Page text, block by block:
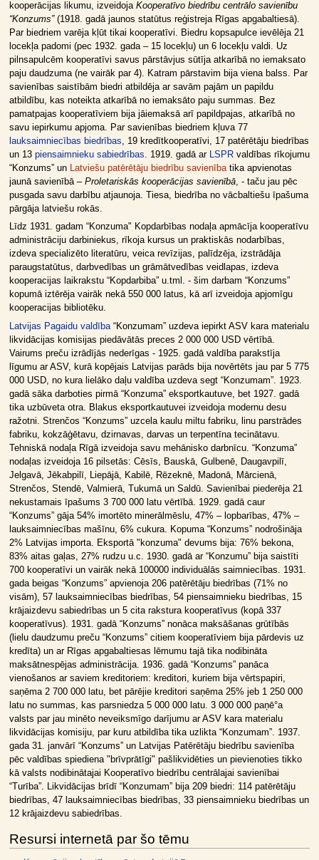
kooperācijas likumu, izveidoja Kooperatīvo biedrību centrālo savienību
“Konzums”(1918. gadā jaunos statūtus reģistreja Rīgas apgabaltiesā).
Par biedriem varēja kļūt tikai kooperatīvi. Biedru kopsapulce ievēlēja 21
locekļa padomi (pec 1932. gada – 15 locekļu) un 6 locekļu valdi. Uz
pilnsapulcēm kooperatīvi savus pārstāvjus sūtīja atkarībā no iemaksato
paju daudzuma (ne vairāk par 4). Katram pārstavim bija viena balss. Par
savienības saistībām biedri atbildēja ar savām pajām un papildu
atbildību, kas noteikta atkarībā no iemaksāto paju summas. Bez
pamatpajas kooperatīviem bija jāiemaksā arī papildpajas, atkarībā no
savu iepirkumu apjoma. Par savienības biedriem kļuva 77
lauksaimniecības biedrības, 19 kredītkooperatīvi, 17 patērētāju biedrības
un 13 piensaimnieku sabiedrības. 1919. gadā ar LSPRvaldības rīkojumu
“Konzums” un Latviešu patērētāju biedrību savienībatika apvienotas
jaunā savienībā – Proletariskās kooperācijas savienībā, - taču jau pēc
pusgada savu darbību atjaunoja. Tiesa, biedrība no vācbaltiešu īpašuma
pārgāja latviešu rokās.
Līdz 1931. gadam “Konzuma" Kopdarbības nodaļa apmācīja kooperatīvu
administrāciju darbiniekus, rīkoja kursus un praktiskās nodarbības,
izdeva specializēto literatūru, veica revīzijas, palīdzēja, izstrādāja
paraugstatūtus, darbvedības un grāmātvedības veidlapas, izdeva
kooperacijas laikrakstu “Kopdarbiba” u.tml. - šim darbam “Konzums”
kopumā iztērēja vairāk nekā 550 000 latus, kā arī izveidoja apjomīgu
kooperacijas bibliotēku.
Latvijas Pagaidu valdība“Konzumam” uzdeva iepirkt ASV kara materialu
likvidācijas komisijas piedāvātās preces 2 000 000 USD vērtībā.
Vairums preču izrādījās nederīgas - 1925. gadā valdība parakstīja
līgumu ar ASV, kurā kopējais Latvijas parāds bija novērtēts jau par 5 775
000 USD, no kura lielāko daļu valdība uzdeva segt “Konzumam”. 1923.
gadā sāka darboties pirmā “Konzuma” eksportkautuve, bet 1927. gadā
tika uzbūveta otra. Blakus eksportkautuvei izveidoja modernu desu
ražotni. Strenčos “Konzums” uzcela kaulu miltu fabriku, linu parstrādes
fabriku, kokzāģētavu, dzirnavas, darvas un terpentīna tecinātavu.
Tehniskā nodaļa Rīgā izveidoja savu mehānisko darbnīcu. “Konzuma”
nodaļas izveidoja 16 pilsetās: Cēsīs, Bauskā, Gulbenē, Daugavpilī,
Jelgavā, Jēkabpilī, Liepājā, Kabilē, Rēzeknē, Madonā, Mārcienā,
Strenčos, Stendē, Valmierā, Tukumā un Saldū. Savienībai piederēja 21
nekustamais īpašums 3 700 000 latu vērtībā. 1929. gadā caur
“Konzums” gāja 54% imortēto minerālmēslu, 47% – lopbarības, 47% –
lauksaimniecības mašīnu, 6% cukura. Kopuma “Konzums” nodrošināja
2% Latvijas importa. Eksportā "konzuma" devums bija: 76% bekona,
83% aitas gaļas, 27% rudzu u.c. 1930. gadā ar “Konzumu” bija saistīti
700 kooperatīvi un vairāk nekā 100000 individuālās saimniecības. 1931.
gada beigas “Konzums” apvienoja 206 patērētāju biedrības (71% no
visām), 57 lauksaimniecības biedrības, 54 piensaimnieku biedrības, 15
krājaizdevu sabiedrības un 5 cita rakstura kooperatīvus (kopā 337
kooperatīvus). 1931. gadā “Konzums” nonāca maksāšanas grūtībās
(lielu daudzumu preču “Konzums” citiem kooperatīviem bija pārdevis uz
kredīta) un ar Rīgas apgabaltiesas lēmumu tajā tika nodibināta
maksātnespējas administrācija. 1936. gadā “Konzums” panāca
vienošanos ar saviem kreditoriem: kreditori, kuriem bija vērtspapiri,
saņēma 2 700 000 latu, bet pārējie kreditori saņēma 25% jeb 1 250 000
latu no summas, kas parsniedza 5 000 000 latu. 3 000 000 paņē°a
valsts par jau minēto neveiksmīgo darījumu ar ASV kara materialu
likvidācijas komisiju, par kuru atbildība tika uzlikta “Konzumam”. 1937.
gada 31. janvārī “Konzums” un Latvijas Patērētāju biedrību savienība
pēc valdības spiediena "brīvprātīgi" pašlikvidēties un pievienoties tikko
kā valsts nodibinātajai Kooperatīvo biedrību centrālajai savienībai
“Turība”. Likvidācijas brīdī “Konzumam” bija 209 biedri: 114 patērētāju
biedrības, 47 lauksaimniecības biedrības, 33 piensaimnieku biedrības un
12 krājaizdevu sabiedrības.
Resursi internetā par šo tēmu